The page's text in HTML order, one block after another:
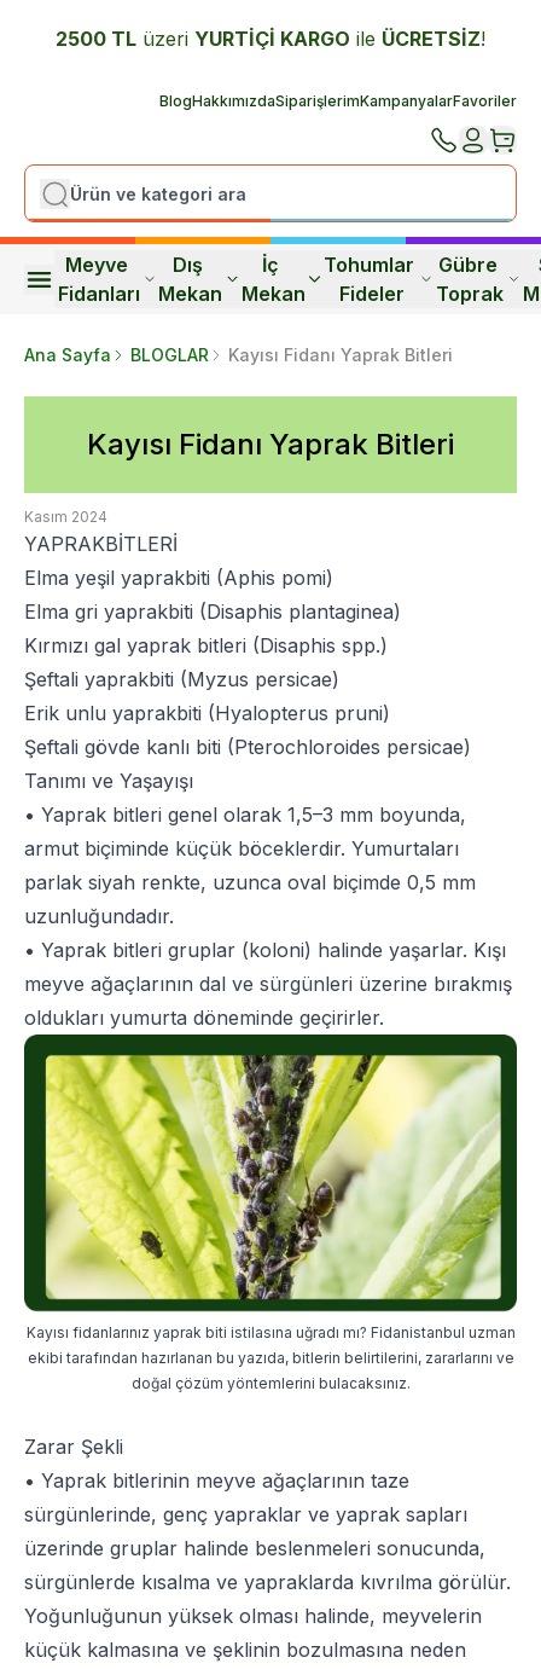
2500 TL üzeri YURTİÇİ KARGO ile ÜCRETSİZ!
BlogHakkımızdaSiparişlerimKampanyalarFavoriler
Meyve
Fidanları
Dış
Mekan
İç
Mekan
Tohumlar
Fideler
Gübre
Toprak
Ana Sayfa BLOGLAR Kayısı Fidanı Yaprak Bitleri
Kayısı Fidanı Yaprak Bitleri
Kasım 2024
YAPRAKBİTLERİ
Elma yeşil yaprakbiti (Aphis pomi)
Elma gri yaprakbiti (Disaphis plantaginea)
Kırmızı gal yaprak bitleri (Disaphis spp.)
Şeftali yaprakbiti (Myzus persicae)
Erik unlu yaprakbiti (Hyalopterus pruni)
Şeftali gövde kanlı biti (Pterochloroides persicae)
Tanımı ve Yaşayışı
• Yaprak bitleri genel olarak 1,5–3 mm boyunda,
armut biçiminde küçük böceklerdir. Yumurtaları
parlak siyah renkte, uzunca oval biçimde 0,5 mm
uzunluğundadır.
• Yaprak bitleri gruplar (koloni) halinde yaşarlar. Kışı
meyve ağaçlarının dal ve sürgünleri üzerine bırakmış
oldukları yumurta döneminde geçirirler.
Kayısı fidanlarınız yaprak biti istilasına uğradı mı? Fidanistanbul uzman
ekibi tarafından hazırlanan bu yazıda, bitlerin belirtilerini, zararlarını ve
doğal çözüm yöntemlerini bulacaksınız.
Zarar Şekli
• Yaprak bitlerinin meyve ağaçlarının taze
sürgünlerinde, genç yapraklar ve yaprak sapları
üzerinde gruplar halinde beslenmeleri sonucunda,
sürgünlerde kısalma ve yapraklarda kıvrılma görülür.
Yoğunluğunun yüksek olması halinde, meyvelerin
küçük kalmasına ve şeklinin bozulmasına neden